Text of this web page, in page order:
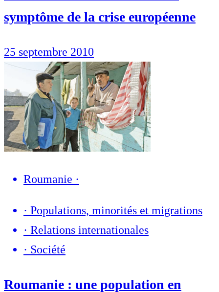
symptôme de la crise européenne
25 septembre 2010
Roumanie ·
· Populations, minorités et migrations
· Relations internationales
· Société
Roumanie : une population en